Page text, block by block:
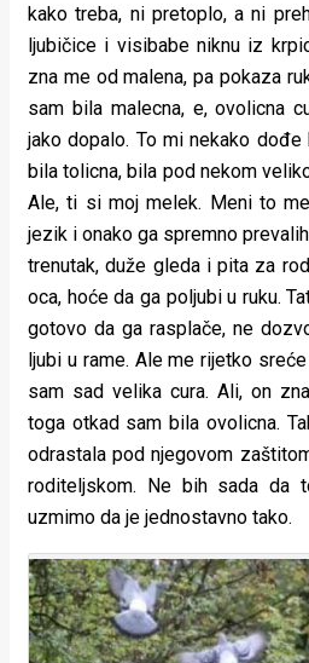
kako treba, ni pretoplo, a ni
ljubičice i visibabe niknu iz
zna me od malena, pa pokaza
sam bila malecna, e, ovolicna
jako dopalo. To mi nekako
bila tolicna, bila pod nekom
Ale, ti si moj melek. Meni to
jezik i onako ga spremno
trenutak, duže gleda i pita za
oca, hoće da ga poljubi u ruku.
gotovo da ga rasplače, ne
ljubi u rame. Ale me rijetko
sam sad velika cura. Ali, on
toga otkad sam bila ovolicna.
odrastala pod njegovom
roditeljskom. Ne bih sada da
uzmimo da je jednostavno tako.